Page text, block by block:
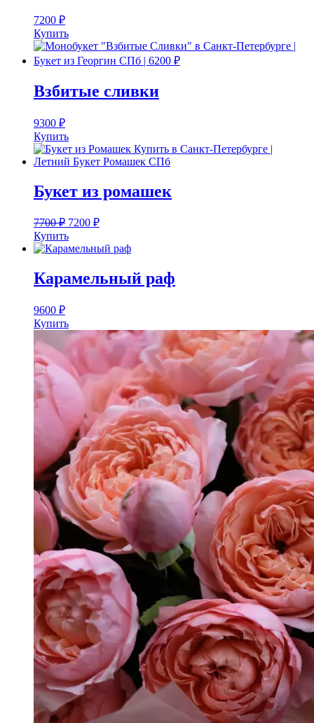
7200 ₽
Купить
Взбитые сливки
9300 ₽
Купить
Букет из ромашек
7700₽ 7200 ₽
Купить
Карамельный раф
9600 ₽
Купить